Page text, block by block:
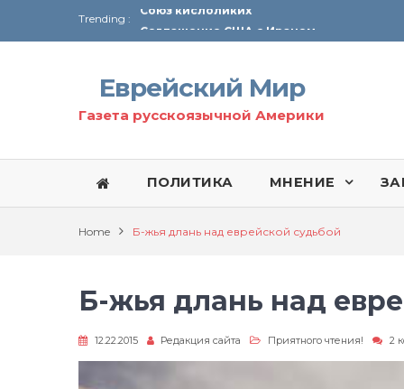
Trending :
Технология Революции в Иране
От Ирана до Ливана и Газы
Еврейский Мир
Газета русскоязычной Америки
ПОЛИТИКА МНЕНИЕ
Home Б-жья длань над еврейской судьбой
Б-жья длань над
12.22.2015 Редакция сайта Приятного чтения! 2